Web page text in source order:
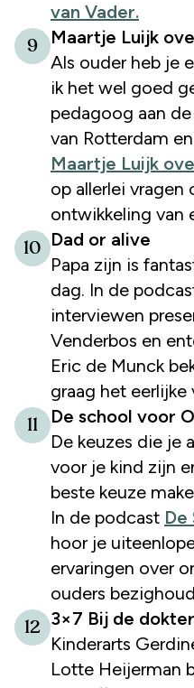
van Vader.
9
Maartje Luijk
Als ouder heb je
ik het wel goed
pedagoog aan
van Rotterdam
Maartje Luijk
op allerlei
ontwikkeling van
10
Dad or alive
Papa zijn is
dag. In de
interviewen
Venderbos en
Eric de Munck
graag het eerlijke
11
De school voor
De keuzes die je
voor je kind zijn
beste keuze
In de podcast De
hoor je
ervaringen over
ouders
12
3×7 Bij de dokter
Kinderarts
Lotte Heijerman